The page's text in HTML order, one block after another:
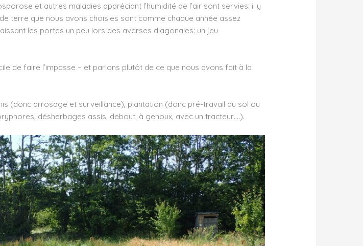
et autres maladies appréciant l’humidité de l’air sont servies: il y
terre que nous avons choisies sont comme chaque année assez
les portes un peu lors des averses diagonales: un jeu
de faire l’impasse – et parlons plutôt de ce que nous avons fait à la
(donc arrosage et surveillance), plantation (donc pré-travail du sol ou
désherbages assis, debout, à genoux, avec un tracteur….).